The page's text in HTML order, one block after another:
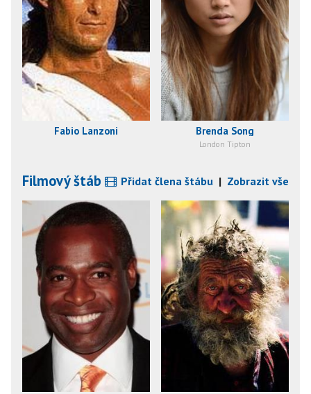
Fabio Lanzoni Brenda Song
London Tipton
Filmový štáb Přidat člena štábu | Zobrazit vše